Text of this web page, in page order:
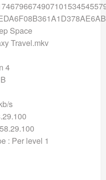
Space
Travel.mkv
4
s
: Per level 1